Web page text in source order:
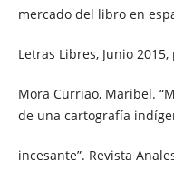
mercado del libro en
Letras Libres, Junio 2015,
Mora Curriao, Maribel.
de una cartografía
incesante”. Revista